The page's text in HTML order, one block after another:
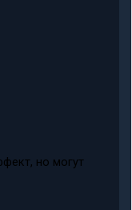
но могут